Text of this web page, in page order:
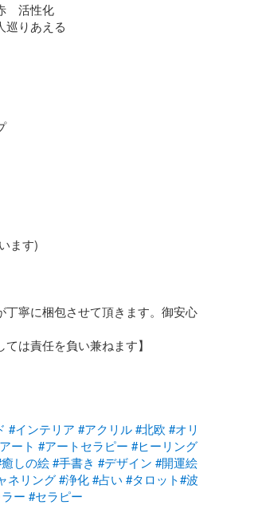
　活性化
りあえる
ます)
寧に梱包させて頂きます。御安心
は責任を負い兼ねます】
#インテリア #アクリル #北欧 #オリ
ート #アートセラピー #ヒーリング
しの絵 #手書き #デザイン #開運絵
ネリング #浄化 #占い #タロット#波
ー #セラピー